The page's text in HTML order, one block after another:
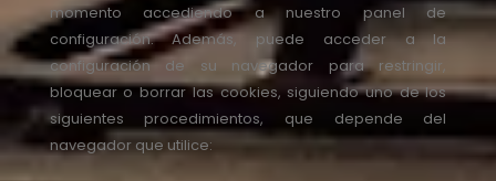
momento accediendo a nuestro panel de
configuración. Además, puede acceder a la
configuración de su navegador para restringir,
bloquear o borrar las cookies, siguiendo uno de los
siguientes procedimientos, que depende del
navegador que utilice: